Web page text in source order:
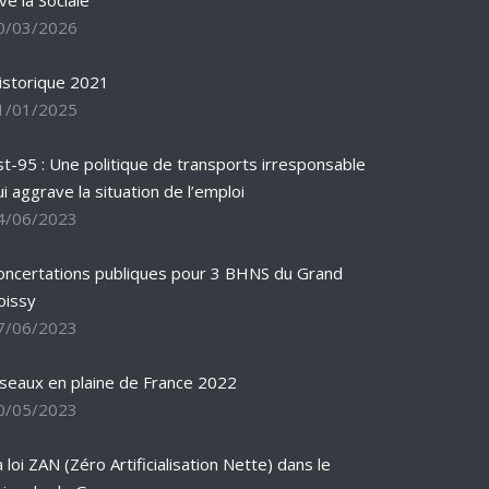
03/2026
2021
01/2025
95 : Une politique de transports irresponsable
aggrave la situation de l’emploi
06/2023
publiques pour 3 BHNS du Grand
06/2023
en plaine de France 2022
05/2023
loi ZAN (Zéro Artificialisation Nette) dans le